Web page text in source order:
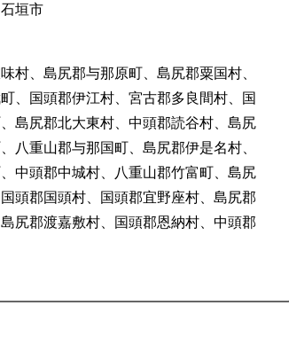
垣市
村、島尻郡与那原町、島尻郡粟国村、
、国頭郡伊江村、宮古郡多良間村、国
島尻郡北大東村、中頭郡読谷村、島尻
八重山郡与那国町、島尻郡伊是名村、
中頭郡中城村、八重山郡竹富町、島尻
頭郡国頭村、国頭郡宜野座村、島尻郡
尻郡渡嘉敷村、国頭郡恩納村、中頭郡